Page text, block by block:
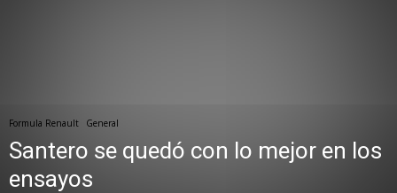
Formula Renault General
Santero se quedó con lo mejor en los
ensayos